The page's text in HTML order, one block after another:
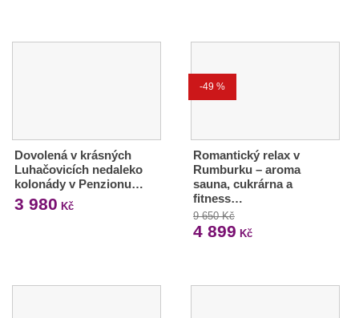
Dovolená v krásných
Luhačovicích nedaleko
kolonády v Penzionu…
3 980 Kč
-49 %
Romantický relax v
Rumburku – aroma
sauna, cukrárna a
fitness…
9 650 Kč
4 899 Kč